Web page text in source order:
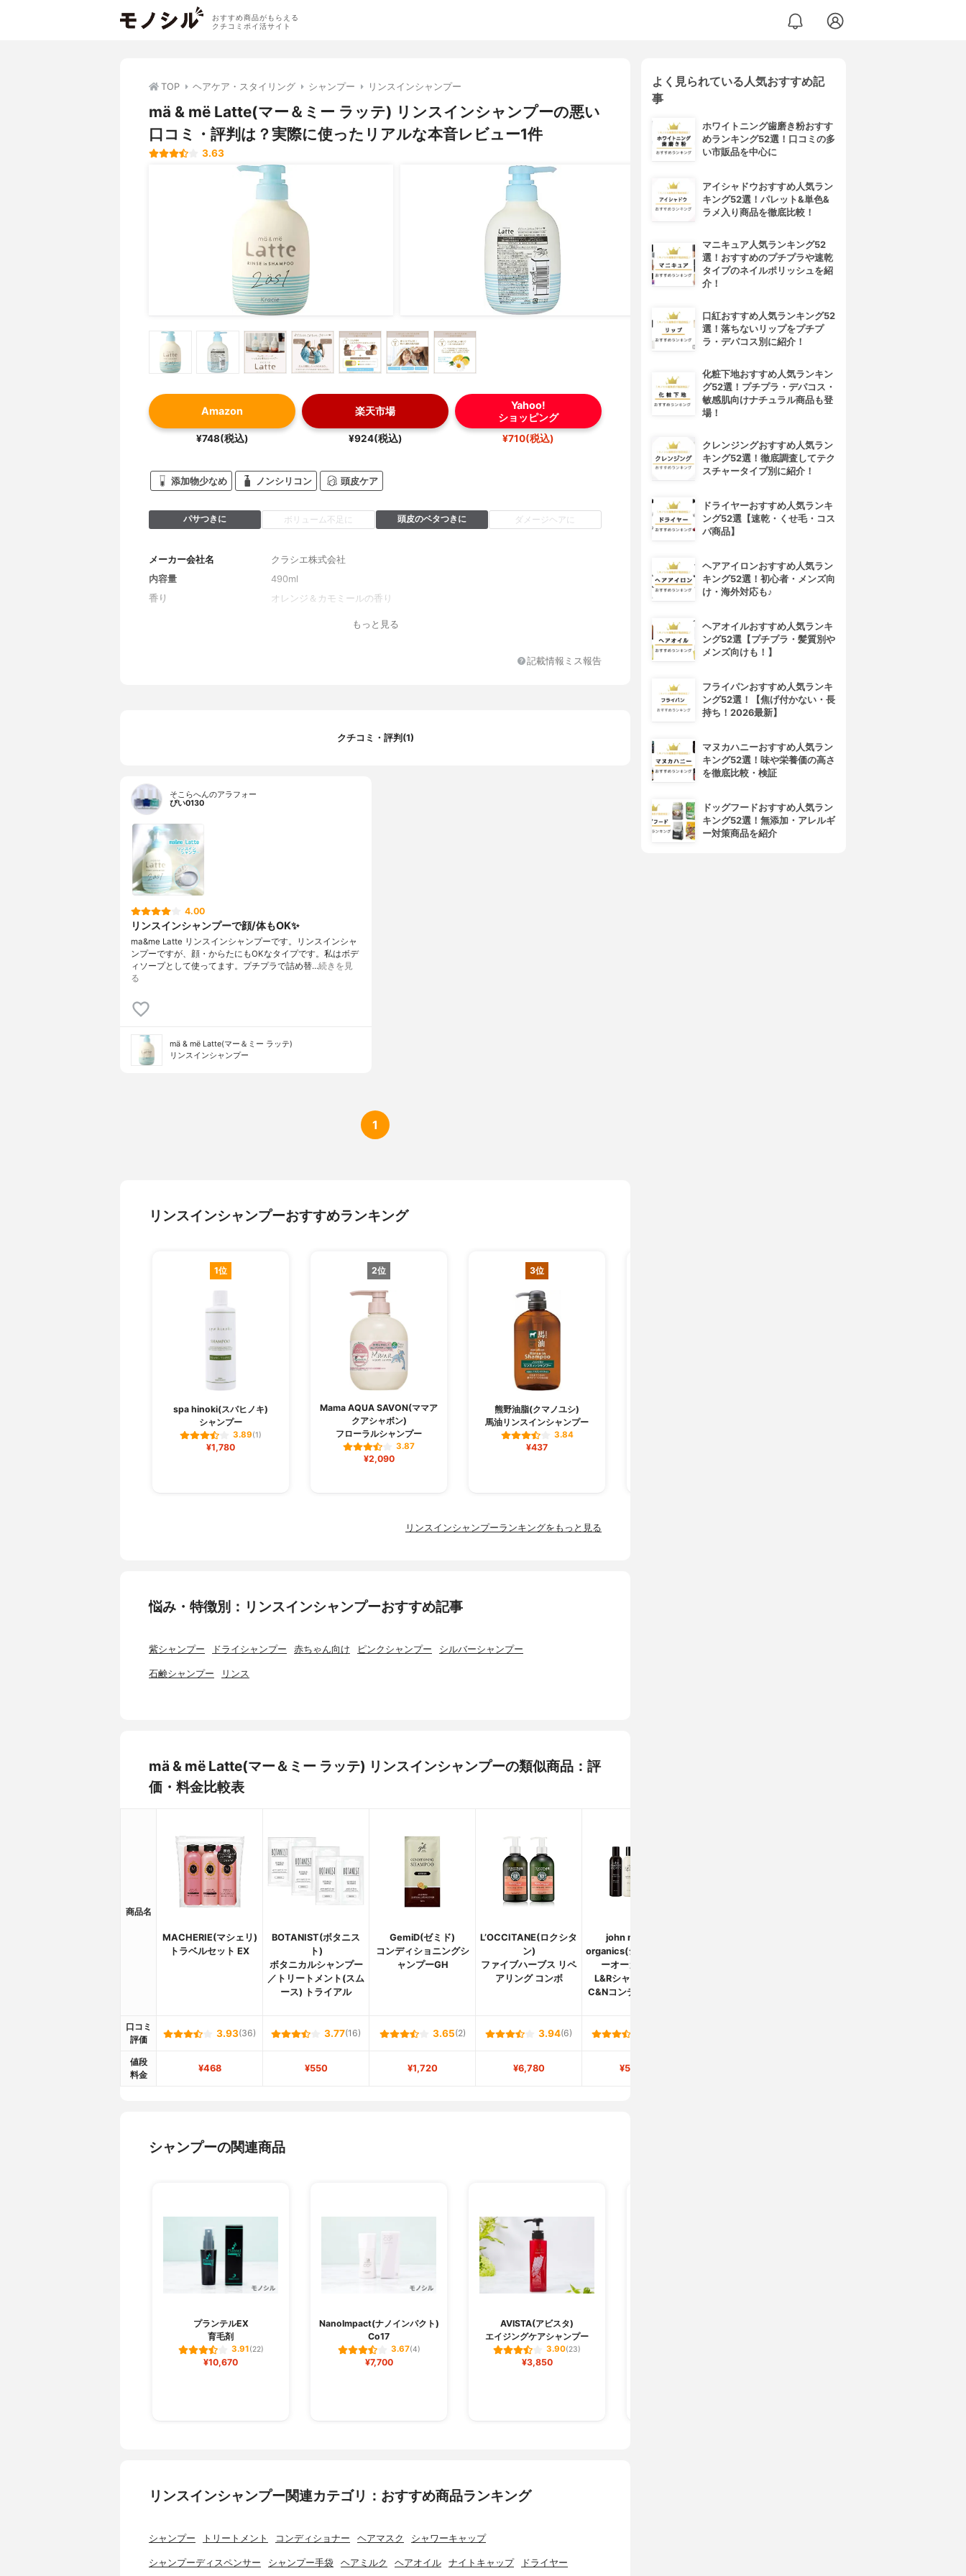
おすすめ商品がもらえる
クチコミポイ活サイト
TOP ヘアケア・スタイリング シャンプー リンスインシャンプー
mä & më Latte(マー＆ミー ラッテ) リンスインシャンプーの悪い
口コミ・評判は？実際に使ったリアルな本音レビュー1件
3.63
Amazon
¥748(税込)
楽天市場
¥924(税込)
Yahoo!
ショッピング
¥710(税込)
添加物少なめ ノンシリコン 頭皮ケア
パサつきに ボリューム不足に 頭皮のベタつきに ダメージヘアに
メーカー会社名
クラシエ株式会社
内容量
490ml
香り
オレンジ＆カモミールの香り
もっと見る
記載情報ミス報告
クチコミ・評判(1)
そこらへんのアラフォー
ぴい0130
4.00
リンスインシャンプーで顔/体もOK✨
ma&me Latte リンスインシャンプーです。リンスインシャ
ンプーですが、顔・からたにもOKなタイプです。私はボデ
ィソープとして使ってます。プチプラで詰め替…続きを見
る
mä & më Latte(マー＆ミー ラッテ)
リンスインシャンプー
1
リンスインシャンプーおすすめランキング
1位
spa hinoki(スパヒノキ)
シャンプー
3.89(1)
¥1,780
2位
Mama AQUA SAVON(ママア
クアシャボン)
フローラルシャンプー
3.87
¥2,090
3位
熊野油脂(クマノユシ)
馬油リンスインシャンプー
3.84
¥437
リンスインシャンプーランキングをもっと見る
悩み・特徴別：リンスインシャンプーおすすめ記事
紫シャンプー ドライシャンプー 赤ちゃん向け ピンクシャンプー シルバーシャンプー
石鹸シャンプー リンス
mä & më Latte(マー＆ミー ラッテ) リンスインシャンプーの類似商品：評
価・料金比較表
商品名
MACHERIE(マシェリ)
トラベルセット EX
BOTANIST(ボタニス
ト)
ボタニカルシャンプー
／トリートメント(スム
ース) トライアル
GemiD(ゼミド)
コンディショニングシ
ャンプーGH
L’OCCITANE(ロクシタ
ン)
ファイブハーブス リペ
アリング コンボ
john masters
organics(ジョンマスタ
ーオーガニック)
L&Rシャンプー N +
C&Nコンディショナー
口コミ
評価
3.93(36) 3.77(16) 3.65(2) 3.94(6)
値段
料金
¥468 ¥550 ¥1,720 ¥6,780 ¥5,830
シャンプーの関連商品
プランテルEX
育毛剤
3.91(22)
¥10,670
NanoImpact(ナノインパクト)
Co17
3.67(4)
¥7,700
AVISTA(アビスタ)
エイジングケアシャンプー
3.90(23)
¥3,850
リンスインシャンプー関連カテゴリ：おすすめ商品ランキング
シャンプー トリートメント コンディショナー ヘアマスク シャワーキャップ
シャンプーディスペンサー シャンプー手袋 ヘアミルク ヘアオイル ナイトキャップ ドライヤー
よく見られている人気おすすめ記
事
ホワイトニング歯磨き粉おすす
めランキング52選！口コミの多
い市販品を中心に
アイシャドウおすすめ人気ラン
キング52選！パレット&単色&
ラメ入り商品を徹底比較！
マニキュア人気ランキング52
選！おすすめのプチプラや速乾
タイプのネイルポリッシュを紹
介！
口紅おすすめ人気ランキング52
選！落ちないリップをプチプ
ラ・デパコス別に紹介！
化粧下地おすすめ人気ランキン
グ52選！プチプラ・デパコス・
敏感肌向けナチュラル商品も登
場！
クレンジングおすすめ人気ラン
キング52選！徹底調査してテク
スチャータイプ別に紹介！
ドライヤーおすすめ人気ランキ
ング52選【速乾・くせ毛・コス
パ商品】
ヘアアイロンおすすめ人気ラン
キング52選！初心者・メンズ向
け・海外対応も♪
ヘアオイルおすすめ人気ランキ
ング52選【プチプラ・髪質別や
メンズ向けも！】
フライパンおすすめ人気ランキ
ング52選！【焦げ付かない・長
持ち！2026最新】
マヌカハニーおすすめ人気ラン
キング52選！味や栄養価の高さ
を徹底比較・検証
ドッグフードおすすめ人気ラン
キング52選！無添加・アレルギ
ー対策商品を紹介